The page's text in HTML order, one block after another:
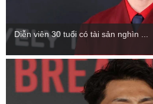
Diễn viên 30 tuổi có tài sản nghìn ...